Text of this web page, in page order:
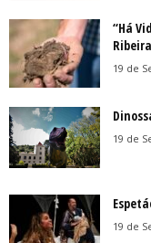
“Há
19 de
19 de
19 de